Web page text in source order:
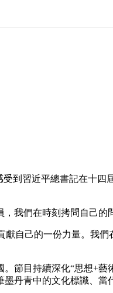
5G 产业+
到習近平總書記在十四
我們在時刻拷問自己的
自己的一份力量。我們
節目持續深化“思想+藝
丹青中的文化標識、當